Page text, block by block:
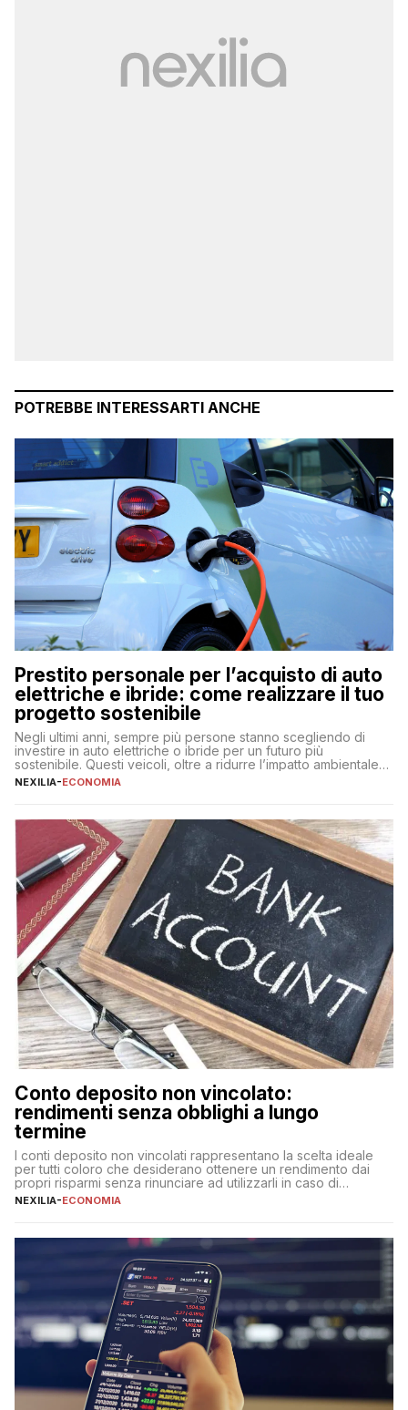
POTREBBE INTERESSARTI ANCHE
Prestito personale per l’acquisto di auto
elettriche e ibride: come realizzare il tuo
progetto sostenibile
Negli ultimi anni, sempre più persone stanno scegliendo di
investire in auto elettriche o ibride per un futuro più
sostenibile. Questi veicoli, oltre a ridurre l’impatto ambientale,
offrono vantaggi economici a lungo termine, come minori costi
fare se non […]
NEXILIA-ECONOMIA
Conto deposito non vincolato:
rendimenti senza obblighi a lungo
termine
I conti deposito non vincolati rappresentano la scelta ideale
per tutti coloro che desiderano ottenere un rendimento dai
propri risparmi senza rinunciare ad utilizzarli in caso di
necessità. A differenza delle forme vincolate tradizionali,
flessibilità e rendimento. Come funzionano […]
NEXILIA-ECONOMIA